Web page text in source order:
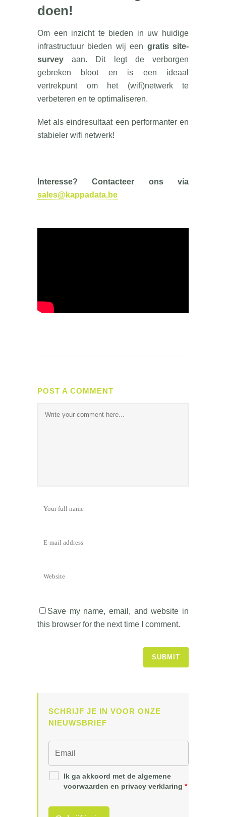
doen!
Om een inzicht te bieden in uw huidige
infrastructuur bieden wij een gratis site-
survey aan. Dit legt de verborgen
gebreken bloot en is een ideaal
vertrekpunt om het (wifi)netwerk te
verbeteren en te optimaliseren.
Met als eindresultaat een performanter en
stabieler wifi netwerk!
Interesse? Contacteer ons via
sales@kappadata.be
POST A COMMENT
Save my name, email, and website in
this browser for the next time I comment.
SCHRIJF JE IN VOOR ONZE
NIEUWSBRIEF
Ik ga akkoord met de algemene
voorwaarden en privacy verklaring *